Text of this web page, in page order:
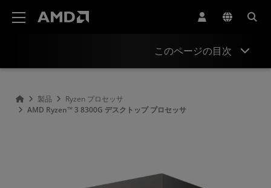
このページの目次
製品
Ryzen プロセッサ
AMD Ryzen™ 3 8300G デスクトップ プロセッサ